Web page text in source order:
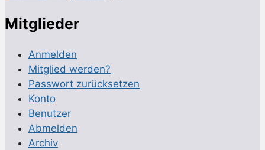
Mitglieder
Anmelden
Mitglied werden?
Passwort zurücksetzen
Konto
Benutzer
Abmelden
Archiv